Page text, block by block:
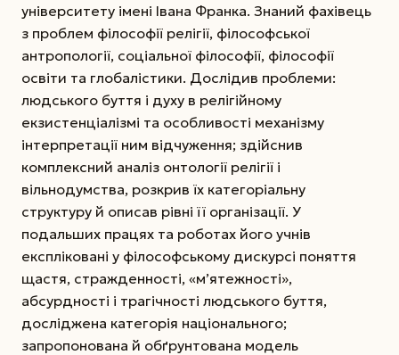
університету імені Івана Франка. Знаний фахівець
з проблем філософії релігії, філософської
антропології, соціальної філософії, філософії
освіти та глобалістики. Дослідив проб­леми:
людського буття і духу в релігійному
екзистенціалізмі та особливості механізму
інтерпретації ним відчуження; здійснив
комплексний аналіз онтології релігії і
вільнодумства, розкрив їх категоріальну
структуру й описав рівні її організації. У
подальших працях та роботах його учнів
експліковані у філософському дискурсі поняття
щастя, стражденності, «м’ятежності»,
абсурдності і трагічності людського буття,
досліджена категорія національного;
запропонована й обґрунтована модель